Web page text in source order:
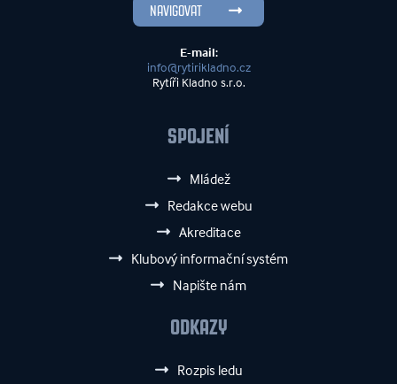
NAVIGOVAT
E-mail:
info@rytirikladno.cz
Rytíři Kladno s.r.o.
SPOJENÍ
Mládež
Redakce webu
Akreditace
Klubový informační systém
Napište nám
ODKAZY
Rozpis ledu